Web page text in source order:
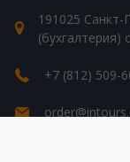
191025 Санкт-
+7 (812) 509-